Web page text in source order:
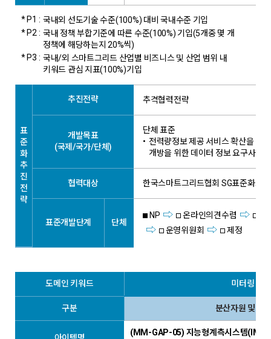
* P1 : 국내외 선도기술 수준(100%) 대비 국내수준 기입
* P2 : 국내 정책 부합기준에 따른 수준(100%) 기입(5개중 몇 개
정책에 해당하는지 20%씩)
* P3 : 국내/외 스마트그리드 산업별 비즈니스 및 산업 범위 내
키워드 관심 지표(100%)기입
표
준
화
추
진
전
략
추진전략 추격협력전략
개발목표
(국제/국가/단체)
단체 표준
• 전력량정보 제공 서비스 확산을 위
개방을 위한 데이터 정보 요구사항
협력대상 한국스마트그리드협회 SG표준화포럼
표준개발단계 단체
NP 온라인의견수렴
운영위원회
제정
도메인 키워드 미터링 관리
구분 분산자원 및 계
(MM-GAP-05) 지능형계측시스템(IMS)